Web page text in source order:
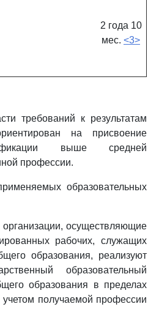
2 года 10
мес. <3>
требований к результатам
на присвоение
выше средней
профессии.
образовательных
осуществляющие
рабочих, служащих
образования, реализуют
образовательный
образования в пределах
получаемой профессии